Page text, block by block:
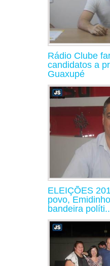
Rádio Clube
candidatos a
Guaxupé
ELEIÇÕES
povo,
bandeira